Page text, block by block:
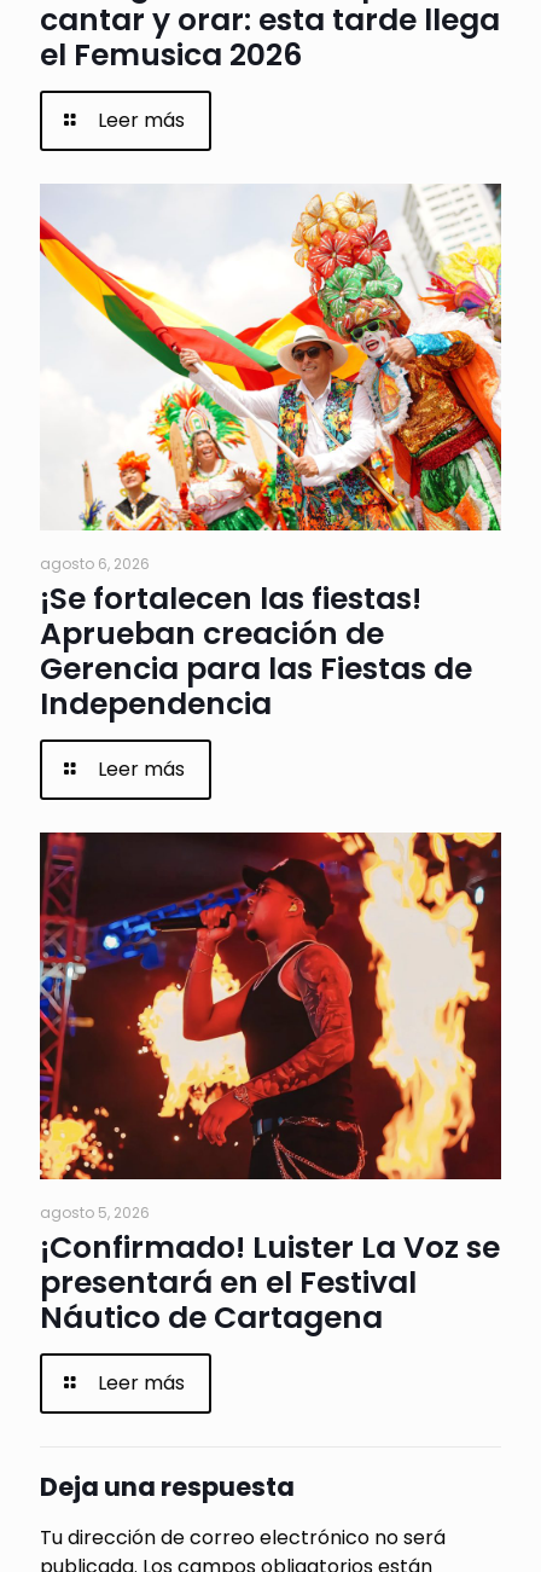
cantar y orar: esta tarde llega
el Femusica 2026
Leer más
agosto 6, 2026
¡Se fortalecen las fiestas!
Aprueban creación de
Gerencia para las Fiestas de
Independencia
Leer más
agosto 5, 2026
¡Confirmado! Luister La Voz se
presentará en el Festival
Náutico de Cartagena
Leer más
Deja una respuesta
Tu dirección de correo electrónico no será
publicada. Los campos obligatorios están